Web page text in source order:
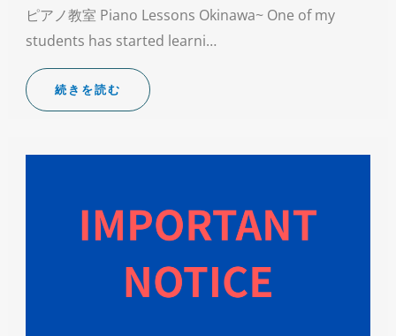
ピアノ教室 Piano Lessons Okinawa~ One of my
students has started learni…
続きを読む